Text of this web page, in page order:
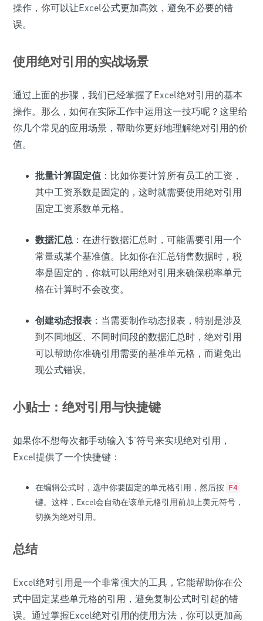
操作，你可以让Excel公式更加高效，避免不必要的错
误。
使用绝对引用的实战场景
通过上面的步骤，我们已经掌握了Excel绝对引用的基本
操作。那么，如何在实际工作中运用这一技巧呢？这里给
你几个常见的应用场景，帮助你更好地理解绝对引用的价
值。
批量计算固定值 ：比如你要计算所有员工的工资，
其中工资系数是固定的，这时就需要使用绝对引用
固定工资系数单元格。
数据汇总 ：在进行数据汇总时，可能需要引用一个
常量或某个基准值。比如你在汇总销售数据时，税
率是固定的，你就可以用绝对引用来确保税率单元
格在计算时不会改变。
创建动态报表 ：当需要制作动态报表，特别是涉及
到不同地区、不同时间段的数据汇总时，绝对引用
可以帮助你准确引用需要的基准单元格，而避免出
现公式错误。
小贴士：绝对引用与快捷键
如果你不想每次都手动输入‘$’符号来实现绝对引用，
Excel提供了一个快捷键：
在编辑公式时，选中你要固定的单元格引用，然后按 F4
键。这样，Excel会自动在该单元格引用前加上美元符号，
切换为绝对引用。
总结
Excel绝对引用是一个非常强大的工具，它能帮助你在公
式中固定某些单元格的引用，避免复制公式时引起的错
误。通过掌握Excel绝对引用的使用方法，你可以更加高